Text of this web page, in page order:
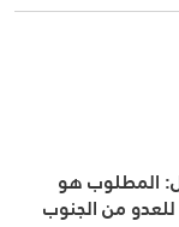
المطلوب هو
من الجنوب